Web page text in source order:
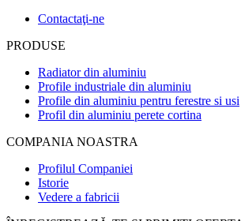
Contactaţi-ne
PRODUSE
Radiator din aluminiu
Profile industriale din aluminiu
Profile din aluminiu pentru ferestre si usi
Profil din aluminiu perete cortina
COMPANIA NOASTRA
Profilul Companiei
Istorie
Vedere a fabricii